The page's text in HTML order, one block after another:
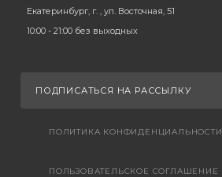
Екатеринбург, г. , ул. Восточная, 51
10:00 - 21:00 без выходных
ПОДПИСАТЬСЯ НА РАССЫЛКУ
ПОЛИТИКА КОНФИДЕНЦИАЛЬНОСТИ
ПОЛЬЗОВАТЕЛЬСКОЕ СОГЛАШЕНИЕ